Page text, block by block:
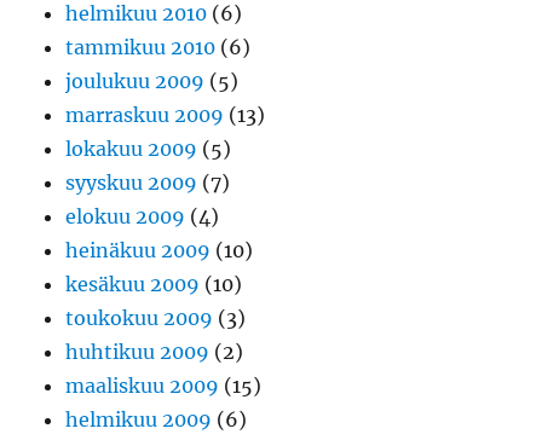
helmikuu 2010 (6)
tammikuu 2010 (6)
joulukuu 2009 (5)
marraskuu 2009 (13)
lokakuu 2009 (5)
syyskuu 2009 (7)
elokuu 2009 (4)
heinäkuu 2009 (10)
kesäkuu 2009 (10)
toukokuu 2009 (3)
huhtikuu 2009 (2)
maaliskuu 2009 (15)
helmikuu 2009 (6)